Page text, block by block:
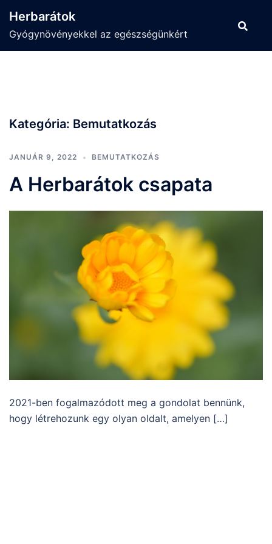
content
Herbarátok
Gyógynövényekkel az egészségünkért
Kategória: Bemutatkozás
JANUÁR 9, 2022 BEMUTATKOZÁS
A Herbarátok csapata
2021-ben fogalmazódott meg a gondolat bennünk,
hogy létrehozunk egy olyan oldalt, amelyen […]